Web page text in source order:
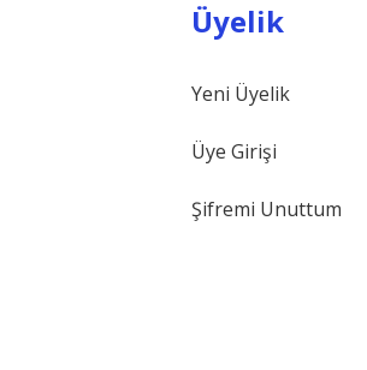
Üyelik
Yeni Üyelik
Üye Girişi
Şifremi Unuttum